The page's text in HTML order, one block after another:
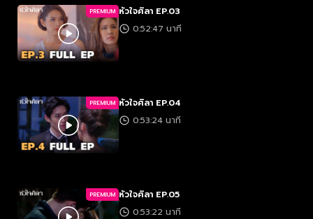
PREMIUM หัวใจศิลา EP.03
0:52:47 นาที
PREMIUM หัวใจศิลา EP.04
0:53:24 นาที
PREMIUM หัวใจศิลา EP.05
0:53:22 นาที